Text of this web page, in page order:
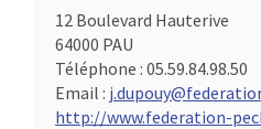
12 Boulevard Hauterive
64000 PAU
Téléphone : 05.59.84.98.50
Email :
http://www.federation-